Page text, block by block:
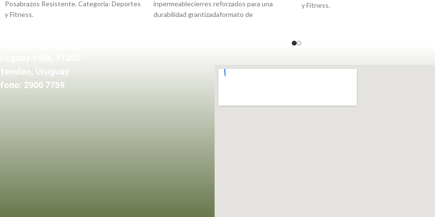
Posabrazos Resistente. Categoría: Deportes
y Fitness.
inpermeablecierres reforzados para una
durabilidad grantizadaformato de
y Fitness.
Uruguay
2900 7759